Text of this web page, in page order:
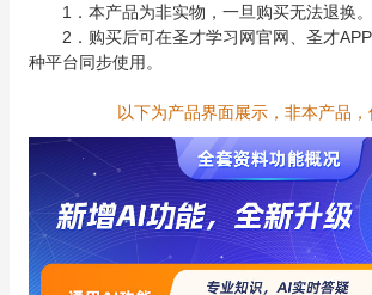
1．本产品为非实物，一旦购买无法退换。
2．购买后可在圣才学习网官网、圣才
种平台同步使用。
以下为产品界面展示，非本产品，